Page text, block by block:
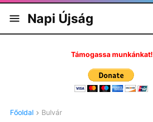
Napi Újság
Támogassa munkánkat!
Főoldal Bulvár